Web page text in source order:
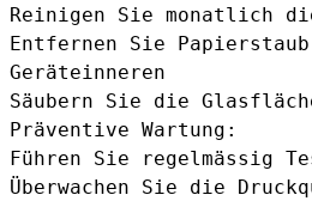
Reinigen Sie monatlich
Entfernen Sie Papierstaub
Geräteinneren
Säubern Sie die
Präventive Wartung:
Führen Sie regelmässig
Überwachen Sie die